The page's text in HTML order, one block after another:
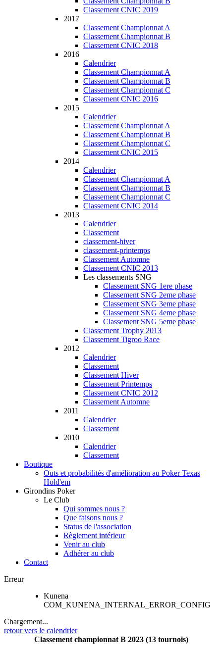
Classement CNIC 2019
2017
Classement Championnat A
Classement Championnat B
Classement CNIC 2018
2016
Calendrier
Classement Championnat A
Classement Championnat B
Classement Championnat C
Classement CNIC 2016
2015
Calendrier
Classement Championnat A
Classement Championnat B
Classement Championnat C
Classement CNIC 2015
2014
Calendrier
Classement Championnat A
Classement Championnat B
Classement Championnat C
Classement CNIC 2014
2013
Calendrier
Classement
classement-hiver
classement-printemps
Classement Automne
Classement CNIC 2013
Les classements SNG
Classement SNG 1ere phase
Classement SNG 2eme phase
Classement SNG 3eme phase
Classement SNG 4eme phase
Classement SNG 5eme phase
Classement Trophy 2013
Classement Tigroo Race
2012
Calendrier
Classement
Classement Hiver
Classement Printemps
Classement CNIC 2012
Classement Automne
2011
Calendrier
Classement
2010
Calendrier
Classement
Boutique
Outs et probabilités d'amélioration au Poker Texas
Hold'em
Girondins Poker
Le Club
Qui sommes nous ?
Que faisons nous ?
Status de l'association
Règlement intérieur
Venir au club
Adhérer au club
Contact
Erreur
Kunena
COM_KUNENA_INTERNAL_ERROR_CONFIG
Chargement...
retour vers le calendrier
Classement championnat B 2023 (13 tournois)